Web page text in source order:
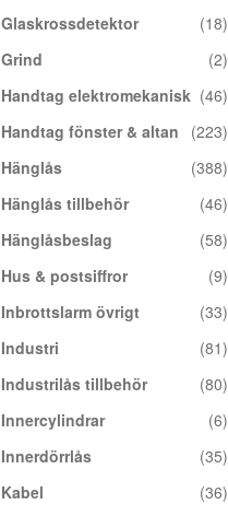
Glaskrossdetektor
(18)
Grind
(2)
Handtag elektromekanisk (46)
Handtag fönster & altan
(223)
Hänglås
(388)
Hänglås tillbehör
(46)
Hänglåsbeslag
(58)
Hus & postsiffror
(9)
Inbrottslarm övrigt
(33)
Industri
(81)
Industrilås tillbehör
(80)
Innercylindrar
(6)
Innerdörrlås
(35)
Kabel
(36)